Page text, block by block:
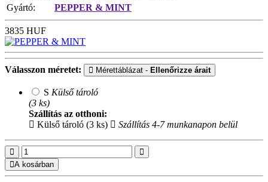
Gyártó:
PEPPER & MINT
3835 HUF
Válasszon méretet: Mérettáblázat - Ellenőrizze árait
S Külső tároló
(3 ks)
Szállítás az otthoni:
Külső tároló (3 ks)
Szállítás 4-7 munkanapon belül
A kosárban